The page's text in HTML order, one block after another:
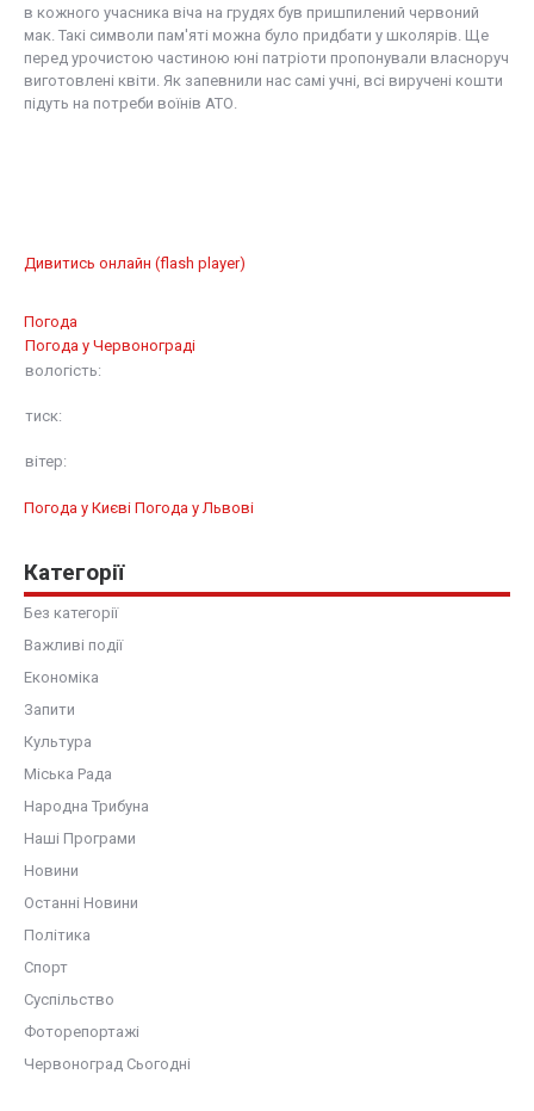
в кожного учасника віча на грудях був пришпилений червоний
мак. Такі символи пам'яті можна було придбати у школярів. Ще
перед урочистою частиною юні патріоти пропонували власноруч
виготовлені квіти. Як запевнили нас самі учні, всі виручені кошти
підуть на потреби воїнів АТО.
Дивитись онлайн (flash player)
Погода
Погода у Червонограді
вологість:
тиск:
вітер:
Погода у Києві Погода у Львові
Категорії
Без категорії
Важливі події
Економіка
Запити
Культура
Міська Рада
Народна Трибуна
Наші Програми
Новини
Останні Новини
Політика
Спорт
Суспільство
Фоторепортажі
Червоноград Сьогодні